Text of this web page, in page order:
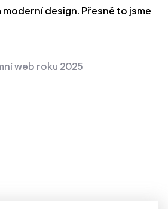
design. Přesně to jsme
web roku 2025